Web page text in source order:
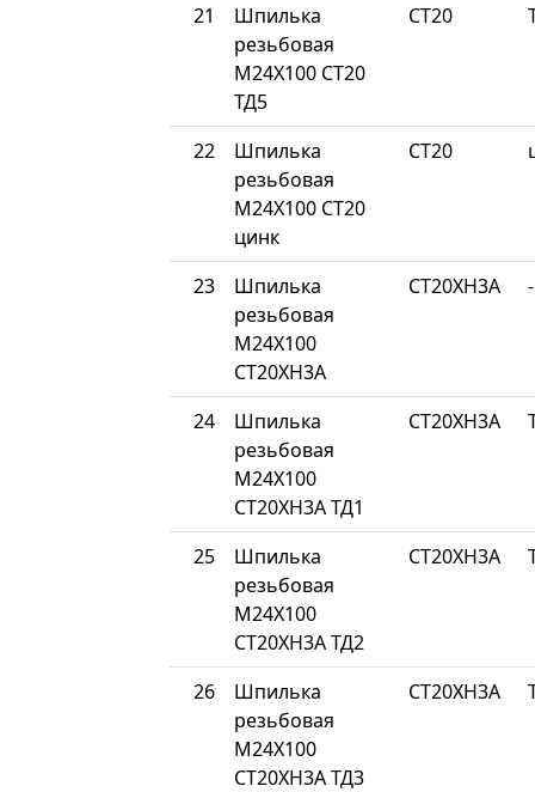
21
Шпилька
резьбовая
М24Х100 СТ20
ТД5
СТ20
22
Шпилька
резьбовая
М24Х100 СТ20
цинк
СТ20
23
Шпилька
резьбовая
М24Х100
СТ20ХН3А
СТ20ХН3А -
24
Шпилька
резьбовая
М24Х100
СТ20ХН3А ТД1
СТ20ХН3А
25
Шпилька
резьбовая
М24Х100
СТ20ХН3А ТД2
СТ20ХН3А
26
Шпилька
резьбовая
М24Х100
СТ20ХН3А ТД3
СТ20ХН3А